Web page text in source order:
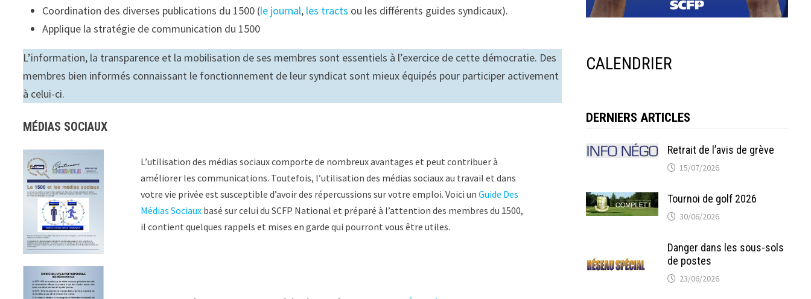
Coordination des diverses publications du 1500 (le journal, les tracts ou les différents guides syndicaux).
Applique la stratégie de communication du 1500
L’information, la transparence et la mobilisation de ses membres sont essentiels à l’exercice de cette démocratie. Des
membres bien informés connaissant le fonctionnement de leur syndicat sont mieux équipés pour participer activement
à celui-ci.
MÉDIAS SOCIAUX
L’utilisation des médias sociaux comporte de nombreux avantages et peut contribuer à
améliorer les communications. Toutefois, l’utilisation des médias sociaux au travail et dans
votre vie privée est susceptible d’avoir des répercussions sur votre emploi. Voici un Guide Des
Médias Sociauxbasé sur celui du SCFP National et préparé à l’attention des membres du 1500,
il contient quelques rappels et mises en garde qui pourront vous être utiles.
CALENDRIER
DERNIERS ARTICLES
Retrait de l’avis de grève
15/07/2026
Tournoi de golf 2026
30/06/2026
Danger dans les sous-sols
de postes
23/06/2026